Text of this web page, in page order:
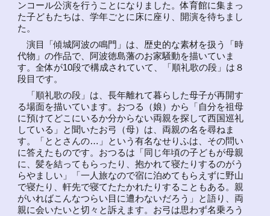
ンコール公演を行うことになりました。体育館に集まっ
た子どもたちは、学年ごとに床に座り、開演を待ちまし
た。
演目「傾城阿波の鳴門」は、歴史的な素材を扱う「時
代物」の作品で、阿波徳島藩のお家騒動を描いていま
す。全体が10段で構成されていて、「順礼歌の段」は８
段目です。
「順礼歌の段」は、長年離れて暮らした母子が再開す
る場面を描いています。おつる（娘）から「自分を祖母
に預けてどこにいるか分からない両親を探して西国巡礼
している」と聞いたお弓（母）は、両親の名を尋ねま
す。「ととさんの…」という有名なせりふは、その問い
に答えたものです。おつるは「同じ年頃の子どもが母親
に、髪を結ってもらったり、抱かれて寝たりするのがう
らやましい」「一人旅なので宿に泊めてもらえずに野山
で寝たり、軒先で寝てたたかれたりすることもある。親
がいればこんなつらい目に遭わないだろう」と語り、両
親に会いたいと切々と訴えます。お弓は思わず名乗ろう